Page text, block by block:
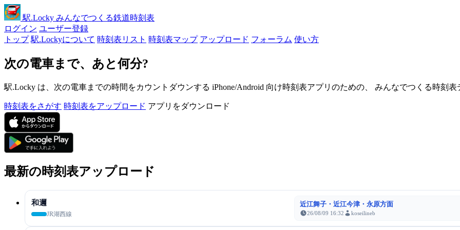
駅.Locky みんなでつくる鉄道時刻表
ログイン ユーザー登録
トップ 駅.Lockyについて 時刻表リスト 時刻表マップ アップロード フォーラム 使い方
次の電車まで、あと何分?
駅.Locky は、次の電車までの時間をカウントダウンする iPhone/Android 向け時刻表アプリのための、 みんなでつくる時刻表
時刻表をさがす 時刻表をアップロード アプリをダウンロード
最新の時刻表アップロード
和邇
JR湖西線
近江舞子・近江今津・永原方面
26/08/09 16:32 koseilineb